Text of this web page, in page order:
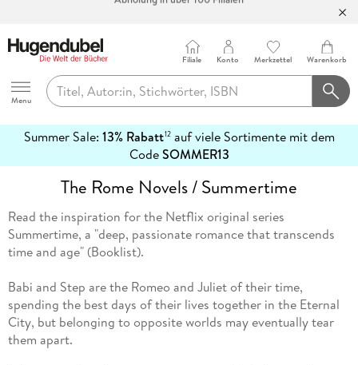
100 Tage Rückgaberecht***
Abholung in über 100 Filialen
Hugendubel
Menu
Filiale Konto Merkzettel Warenkorb
Summer Sale: 13% Rabatt12auf viele Sortimente mit dem
CodeSOMMER13
erfahren
The Rome Novels / Summertime
Read the inspiration for the Netflix original series
Summertime, a "deep, passionate romance that transcends
time and age" (Booklist).
Babi and Step are the Romeo and Juliet of their time,
spending the best days of their lives together in the Eternal
City, but belonging to opposite worlds may eventually tear
them apart.